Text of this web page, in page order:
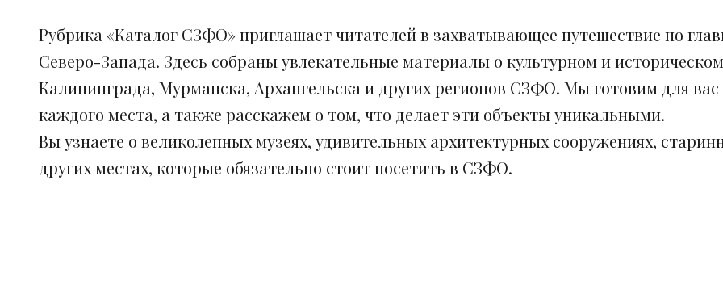
Рубрика «Каталог СЗФО» приглашает читателей в захватывающее путешествие по
Северо-Запада. Здесь собраны увлекательные материалы о культурном и
Калининграда, Мурманска, Архангельска и других регионов СЗФО. Мы готовим для
каждого места, а также расскажем о том, что делает эти объекты уникальными.
Вы узнаете о великолепных музеях, удивительных архитектурных сооружениях,
других местах, которые обязательно стоит посетить в СЗФО.